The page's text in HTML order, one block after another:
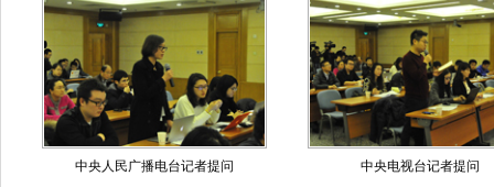
中央人民广播电台记者提问 中央电视台记者提问